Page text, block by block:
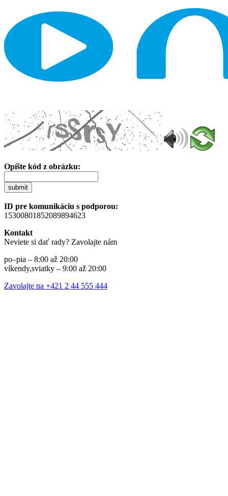
Opíšte kód z obrázku:
submit
ID pre komunikáciu s podporou:
15300801852089894623
Kontakt
Neviete si dať rady? Zavolajte nám
po–pia – 8:00 až 20:00
víkendy,sviatky – 9:00 až 20:00
Zavolajte na +421 2 44 555 444